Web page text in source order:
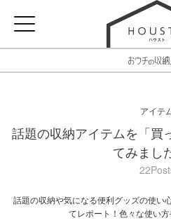
アイテ
話題の収納アイテムを「買
てみまし
話題の収納や気になる便利グッズの使い
てレポート！色々な使い方